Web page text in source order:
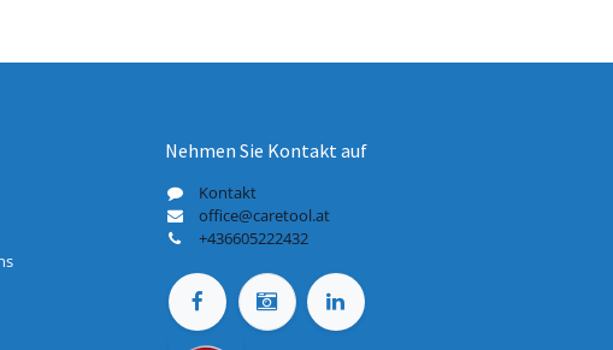
Nehmen Sie Kontakt auf
Kontakt
office@caretool.at
+436605222432